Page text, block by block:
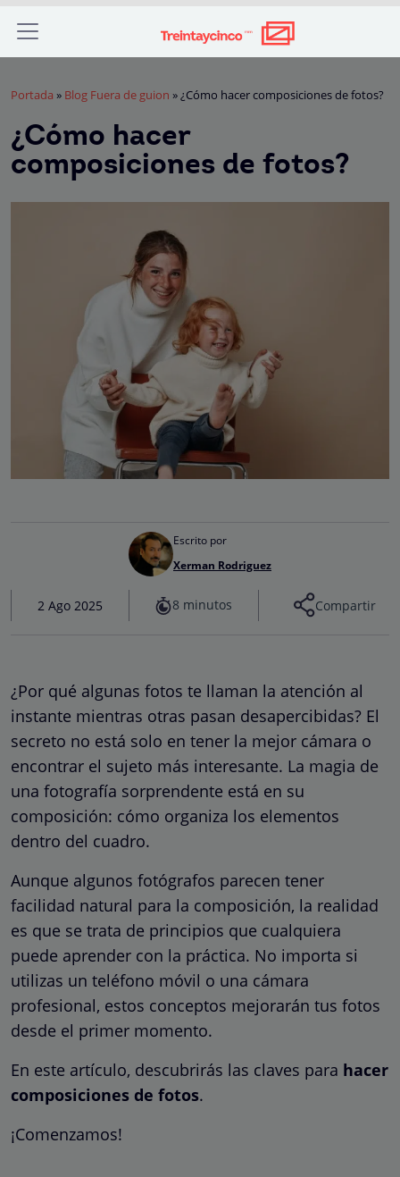
Portada » Blog Fuera de guion »¿Cómo hacer composiciones de fotos?
¿Cómo hacer
composiciones de fotos?
Escrito por
Xerman Rodriguez
2 Ago 2025 8 minutos Compartir
¿Por qué algunas fotos te llaman la atención al
instante mientras otras pasan desapercibidas? El
secreto no está solo en tener la mejor cámara o
encontrar el sujeto más interesante. La magia de
una fotografía sorprendente está en su
composición: cómo organiza los elementos
dentro del cuadro.
Aunque algunos fotógrafos parecen tener
facilidad natural para la composición, la realidad
es que se trata de principios que cualquiera
puede aprender con la práctica. No importa si
utilizas un teléfono móvil o una cámara
profesional, estos conceptos mejorarán tus fotos
desde el primer momento.
En este artículo, descubrirás las claves para hacer
composiciones de fotos.
¡Comenzamos!